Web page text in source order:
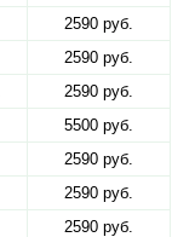
2590 руб.
2590 руб.
2590 руб.
5500 руб.
2590 руб.
2590 руб.
2590 руб.